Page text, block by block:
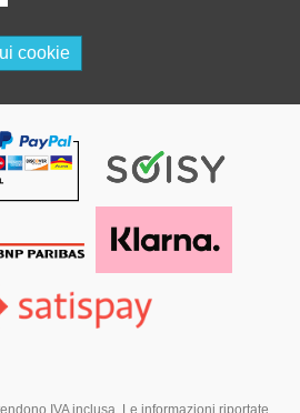
cookie
IVA inclusa. Le informazioni riportate